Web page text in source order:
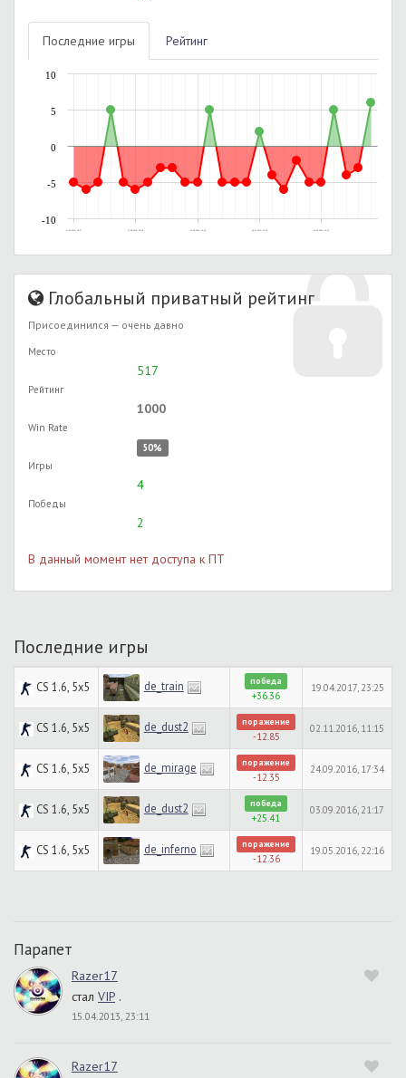
Последние игры Рейтинг
11.08.2014, 14:37 15.08.2014, 18:14 30.09.2014, 14:00 06.11.2015, 01:31 19.05.2016, 22:52
-10
-5
0
5
10
Глобальный приватный рейтинг
Присоединился — очень давно
Место
517
Рейтинг
1000
Win Rate
50%
Игры
4
Победы
2
В данный момент нет доступа к ПТ
Последние игры
CS 1.6, 5x5 de_train победа
+36.36
19.04.2017, 23:25
CS 1.6, 5x5 de_dust2 поражение
-12.85
02.11.2016, 11:15
CS 1.6, 5x5 de_mirage поражение
-12.35
24.09.2016, 17:34
CS 1.6, 5x5 de_dust2 победа
+25.41
03.09.2016, 21:17
CS 1.6, 5x5 de_inferno поражение
-12.36
19.05.2016, 22:16
Парапет
Razer17
стал VIP .
15.04.2013, 23:11
Razer17